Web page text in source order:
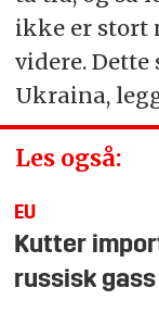
ikke er stort
videre.
Ukraina,
Les også:
EU
Kutter
russisk gass